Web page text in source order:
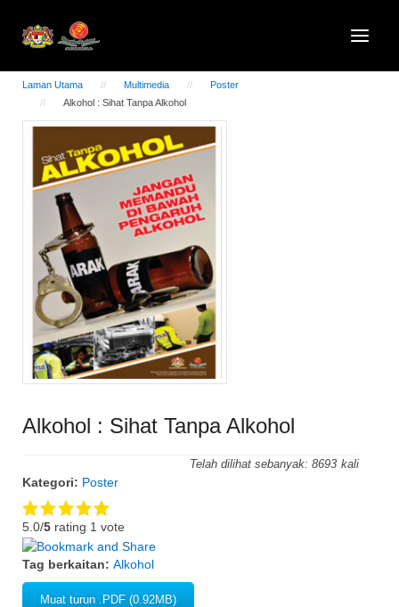
Laman Utama Multimedia
Poster
Alkohol : Sihat Tanpa Alkohol
Alkohol : Sihat Tanpa Alkohol
Telah dilihat sebanyak: 8693
Kategori: Poster
5.0/5 rating 1 vote
Tag berkaitan: Alkohol
Muat turun .PDF (0.92MB)